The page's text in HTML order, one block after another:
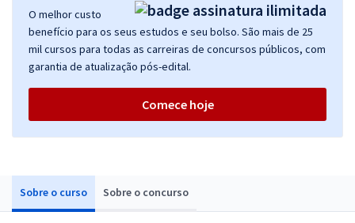
Sobre o curso Sobre o concurso
O melhor custo
benefício para os seus estudos e seu bolso. São mais de 25
mil cursos para todas as carreiras de concursos públicos, com
garantia de atualização pós-edital.
Comece hoje